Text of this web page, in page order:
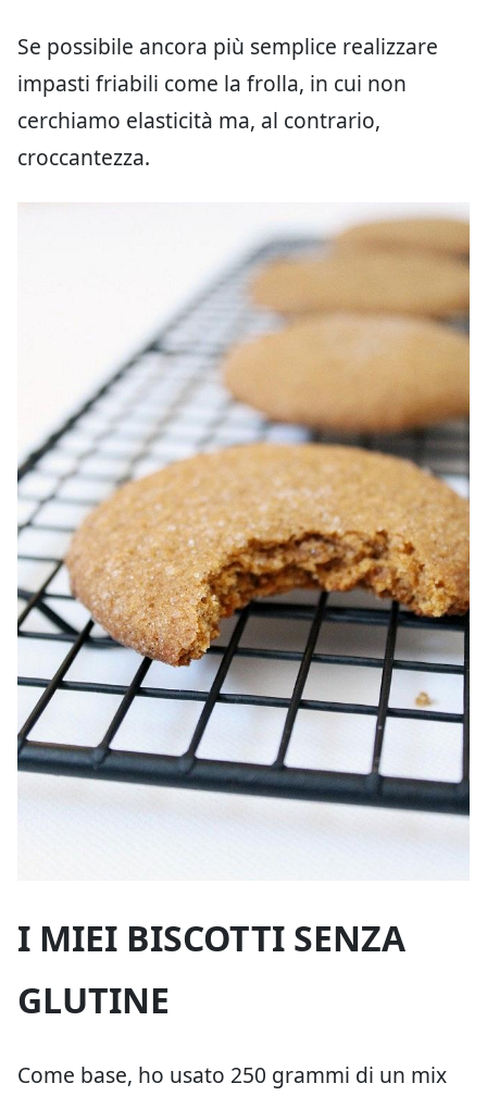
Se possibile ancora più semplice realizzare
impasti friabili come la frolla, in cui non
cerchiamo elasticità ma, al contrario,
croccantezza.
I MIEI BISCOTTI SENZA
GLUTINE
Come base, ho usato 250 grammi di un mix